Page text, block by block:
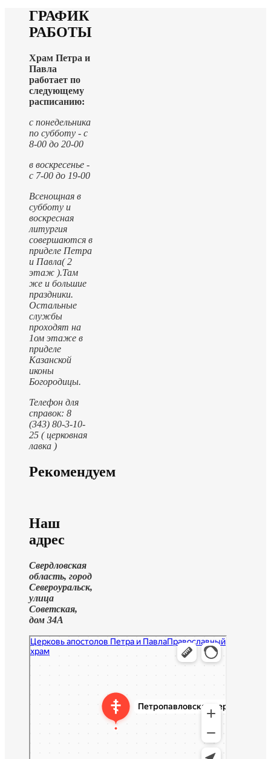
ГРАФИК
РАБОТЫ
Храм Петра и
Павла
работает по
следующему
расписанию:
с понедельника
по субботу - с
8-00 до 20-00
в воскресенье -
с 7-00 до 19-00
Всенощная в
субботу и
воскресная
литургия
совершаются в
приделе Петра
и Павла( 2
этаж ).Там
же и большие
праздники.
Остальные
службы
проходят на
1ом этаже в
приделе
Казанской
иконы
Богородицы.
Телефон для
справок: 8
(343) 80-3-10-
25 ( церковная
лавка )
Рекомендуем
Наш
адрес
Свердловская
область, город
Североуральск,
улица
Советская,
дом 34А